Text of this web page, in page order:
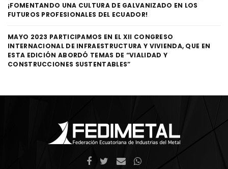
¡FOMENTANDO UNA CULTURA DE GALVANIZADO EN LOS
FUTUROS PROFESIONALES DEL ECUADOR!
MAYO 2023 PARTICIPAMOS EN EL XII CONGRESO
INTERNACIONAL DE INFRAESTRUCTURA Y VIVIENDA, QUE EN
ESTA EDICIÓN ABORDÓ TEMAS DE “VIALIDAD Y
CONSTRUCCIONES SUSTENTABLES”